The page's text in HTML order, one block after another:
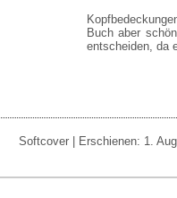
Buch aber
entscheiden, da
Softcover | Erschienen: 1.